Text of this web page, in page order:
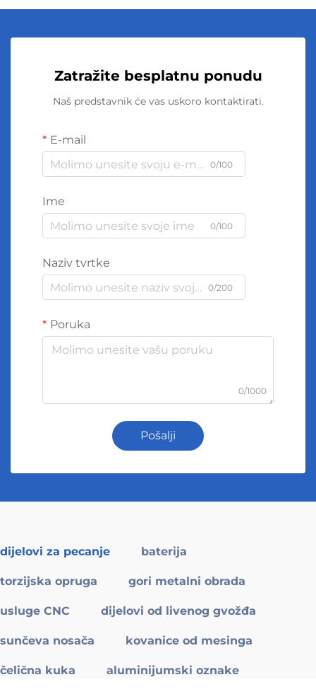
Zatražite besplatnu ponudu
Naš predstavnik će vas uskoro kontaktirati.
E-mail
0/100
Ime
0/100
Naziv tvrtke
0/200
Poruka
0/1000
Pošalji
dijelovi za pecanje baterija
torzijska opruga gori metalni obrada
usluge CNC dijelovi od livenog gvožđa
sunčeva nosača kovanice od mesinga
čelična kuka aluminijumski oznake